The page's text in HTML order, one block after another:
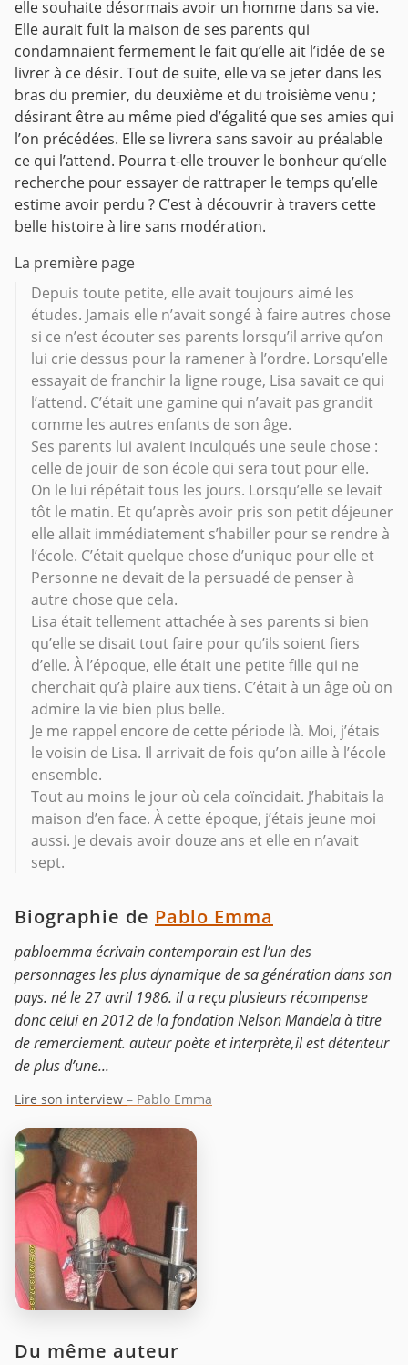
elle souhaite désormais avoir un homme dans sa vie.
Elle aurait fuit la maison de ses parents qui
condamnaient fermement le fait qu’elle ait l’idée de se
livrer à ce désir. Tout de suite, elle va se jeter dans les
bras du premier, du deuxième et du troisième venu ;
désirant être au même pied d’égalité que ses amies qui
l’on précédées. Elle se livrera sans savoir au préalable
ce qui l’attend. Pourra t-elle trouver le bonheur qu’elle
recherche pour essayer de rattraper le temps qu’elle
estime avoir perdu ? C’est à découvrir à travers cette
belle histoire à lire sans modération.
La première page
Depuis toute petite, elle avait toujours aimé les
études. Jamais elle n’avait songé à faire autres chose
si ce n’est écouter ses parents lorsqu’il arrive qu’on
lui crie dessus pour la ramener à l’ordre. Lorsqu’elle
essayait de franchir la ligne rouge, Lisa savait ce qui
l’attend. C’était une gamine qui n’avait pas grandit
comme les autres enfants de son âge.
Ses parents lui avaient inculqués une seule chose :
celle de jouir de son école qui sera tout pour elle.
On le lui répétait tous les jours. Lorsqu’elle se levait
tôt le matin. Et qu’après avoir pris son petit déjeuner
elle allait immédiatement s’habiller pour se rendre à
l’école. C’était quelque chose d’unique pour elle et
Personne ne devait de la persuadé de penser à
autre chose que cela.
Lisa était tellement attachée à ses parents si bien
qu’elle se disait tout faire pour qu’ils soient fiers
d’elle. À l’époque, elle était une petite fille qui ne
cherchait qu’à plaire aux tiens. C’était à un âge où on
admire la vie bien plus belle.
Je me rappel encore de cette période là. Moi, j’étais
le voisin de Lisa. Il arrivait de fois qu’on aille à l’école
ensemble.
Tout au moins le jour où cela coïncidait. J’habitais la
maison d’en face. À cette époque, j’étais jeune moi
aussi. Je devais avoir douze ans et elle en n’avait
sept.
Biographie de Pablo Emma
pabloemma écrivain contemporain est l’un des
personnages les plus dynamique de sa génération dans son
pays. né le 27 avril 1986. il a reçu plusieurs récompense
donc celui en 2012 de la fondation Nelson Mandela à titre
de remerciement. auteur poète et interprète,il est détenteur
de plus d’une...
Lire son interview – Pablo Emma
Du même auteur